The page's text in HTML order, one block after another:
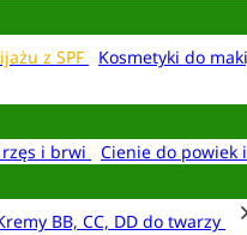
z SPF Kosmetyki do
i brwi Cienie do powiek
BB, CC, DD do twarzy